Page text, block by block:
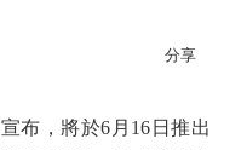
分享
，將於6月16日推出